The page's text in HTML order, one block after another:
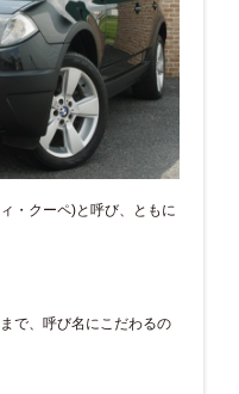
・クーペ)と呼び、ともに
で、呼び名にこだわるの